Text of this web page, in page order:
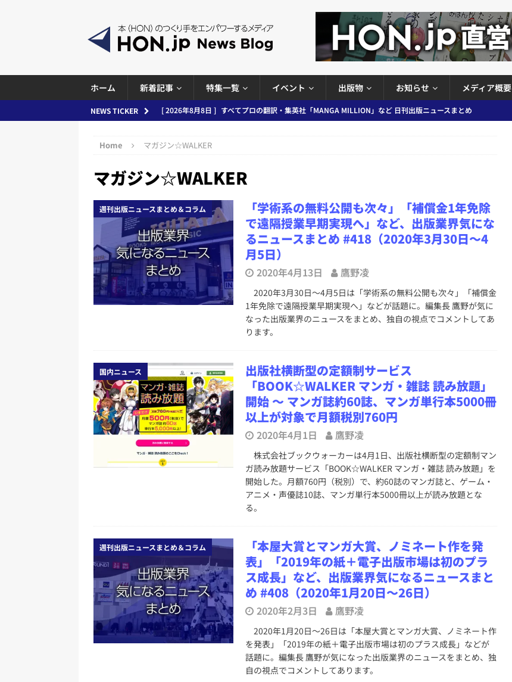
ホーム 新着記事 特集一覧 イベント 出版物 お知らせ メディア概要
NEWS TICKER [ 2026年8月7日 ] 週刊少年ジャンプの発行部数が100万部割れなど 日刊出版ニュースまとめ 2026.08.07
[ 2026年8月6日 ]
[ 2026年8月5日 ] 「マンガワン」問題等で小学館が再発防止案と人権委員会設置を公表など 日刊出版ニュ
[ 2026年8月4日 ] 小学館「マンガワン」問題の第三者委員会調査報告書を公開など 日刊出版ニュースまと
め 2026.08.04
日刊出版ニュースまとめ
[ 2026年8月3日 ]
「講談社、著者向けポータルサイト提供開始」「EUが生成AIコンテンツの識別表示を義
務化」など、週刊出版ニュースまとめ＆コラム #726（2026年7月26日～8月1日）
とめ＆コラム
EUが生成AIコンテンツの識別表示を義務化など 日刊出版ニュースまとめ 2026.08.02
日刊出版ニュースまとめ
日刊出版ニュースまとめ
[ 2026年7月31日 ] HON.jp News Blogに拡張検索生成（RAG）で回答を返すチャットボットを設置など
日刊出版ニュースまとめ 2026.07.31
日刊出版ニュースまとめ
[ 2026年8月9日 ] 週刊少年ジャンプの定価は創刊時の約3.3倍だが消費者物価指数は4倍以上など 日刊出版
ニュースまとめ 2026.08.09
日刊出版ニュースまとめ
すべてプロの翻訳・集英社「MANGA MILLION」など 日刊出版ニュースまとめ
日刊出版ニュースまとめ
Home マガジン☆WALKER
マガジン☆WALKER
週刊出版ニュースまとめ＆コラム
「学術系の無料公開も次々」「補償金1年免除
で遠隔授業早期実現へ」など、出版業界気にな
るニュースまとめ #418（2020年3月30日～4
月5日）
2020年4月13日 鷹野凌
2020年3月30日～4月5日は「学術系の無料公開も次々」「補償金
1年免除で遠隔授業早期実現へ」などが話題に。編集長 鷹野が気に
なった出版業界のニュースをまとめ、独自の視点でコメントしてあ
ります。
国内ニュース
出版社横断型の定額制サービス
「BOOK☆WALKER マンガ・雑誌 読み放題」
開始 ～ マンガ誌約60誌、マンガ単行本5000冊
以上が対象で月額税別760円
2020年4月1日 鷹野凌
株式会社ブックウォーカーは4月1日、出版社横断型の定額制マン
ガ読み放題サービス「BOOK☆WALKER マンガ・雑誌 読み放題」を
開始した。月額760円（税別）で、約60誌のマンガ誌と、ゲーム・
アニメ・声優誌10誌、マンガ単行本5000冊以上が読み放題とな
る。
週刊出版ニュースまとめ＆コラム
「本屋大賞とマンガ大賞、ノミネート作を発
表」「2019年の紙＋電子出版市場は初のプラ
ス成長」など、出版業界気になるニュースまと
め #408（2020年1月20日～26日）
2020年2月3日 鷹野凌
2020年1月20日～26日は「本屋大賞とマンガ大賞、ノミネート作
を発表」「2019年の紙＋電子出版市場は初のプラス成長」などが
話題に。編集長 鷹野が気になった出版業界のニュースをまとめ、独
自の視点でコメントしてあります。